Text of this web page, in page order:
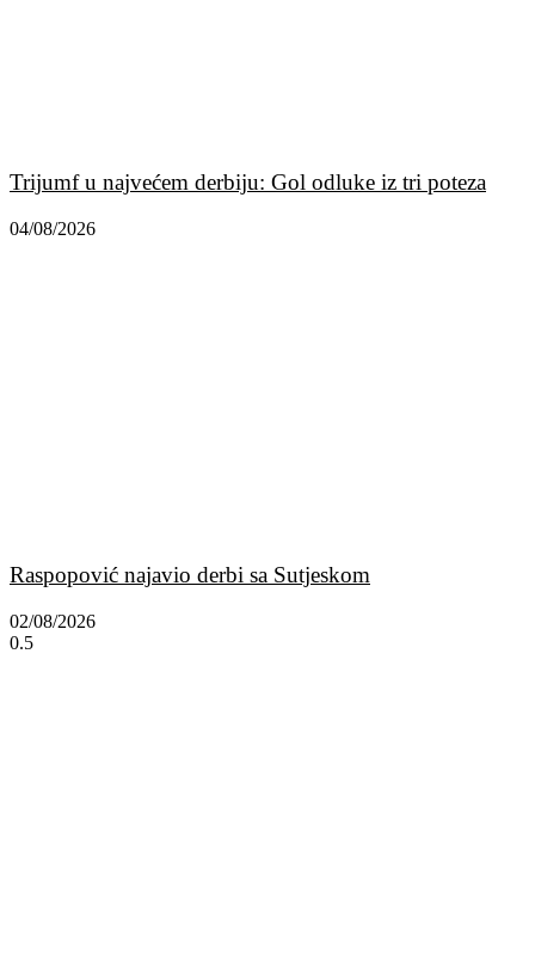
Trijumf u najvećem derbiju: Gol odluke iz tri poteza
04/08/2026
Raspopović najavio derbi sa Sutjeskom
02/08/2026